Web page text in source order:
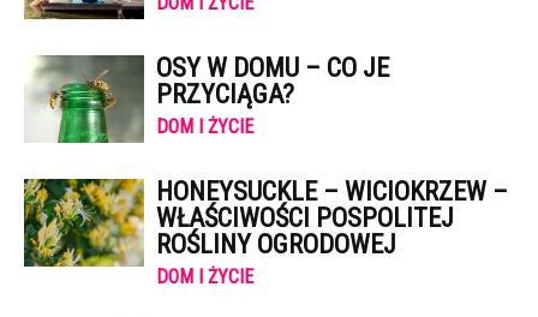
OSY W DOMU – CO JE
PRZYCIĄGA?
DOM I ŻYCIE
HONEYSUCKLE – WICIOKRZEW –
WŁAŚCIWOŚCI POSPOLITEJ
ROŚLINY OGRODOWEJ
DOM I ŻYCIE